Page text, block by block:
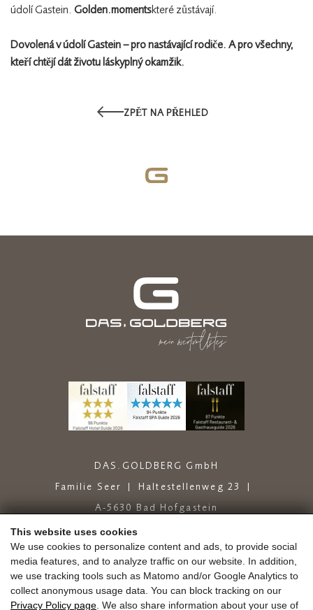
This website uses cookies
We use cookies to personalize content and ads, to provide social
media features, and to analyze traffic on our website. In addition,
we use tracking tools such as Matomo and/or Google Analytics to
collect anonymous usage data. You can block tracking on our
Privacy Policy page . We also share information about your use of
údolí Gastein. Golden.momentskteré zůstávají.
Dovolená v údolí Gastein – pro nastávající rodiče. A pro všechny,
kteří chtějí dát životu láskyplný okamžik.
ZPĚT NA PŘEHLED
DAS.GOLDBERG GmbH
Familie Seer
Haltestellenweg 23
A-5630 Bad Hofgastein
+43 6432 6444